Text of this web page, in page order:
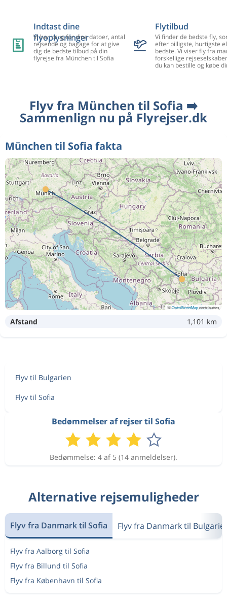
Indtast dine
flyoplysninger
Vi har brug for dine datoer, antal
rejsende og bagage for at give
dig de bedste tilbud på din
flyrejse fra München til Sofia
Flytilbud
Vi finder de bedste fly,
efter billigste, hurtigste
bedste. Vi viser fly fra
forskellige
du kan bestille og købe
Flyv fra München til Sofia ➡️
Sammenlign nu på Flyrejser.dk
München til Sofia fakta
©OpenStreetMapcontributors
Afstand 1,101 km
Flyv til Bulgarien
Flyv til Sofia
Bedømmelser af rejser til Sofia
Bedømmelse: 4 af 5 (14 anmeldelser).
Alternative rejsemuligheder
Flyv fra Danmark til Sofia Flyv fra Danmark til
Flyv fra Aalborg til Sofia
Flyv fra Billund til Sofia
Flyv fra København til Sofia